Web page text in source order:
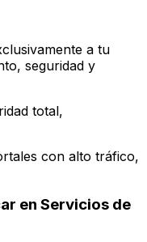
a tu
seguridad y
total,
con alto tráfico,
en Servicios de